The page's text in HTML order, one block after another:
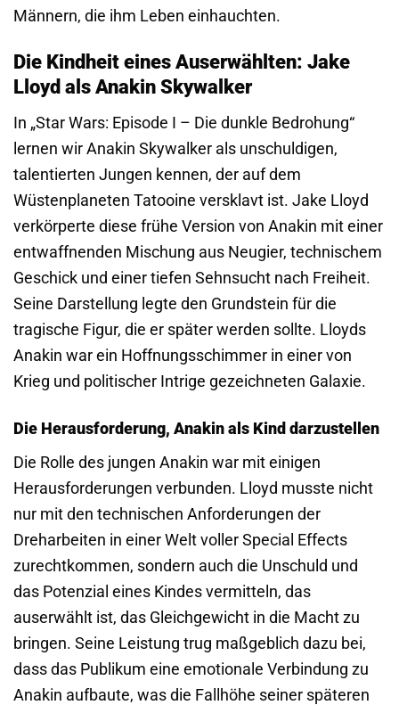
Männern, die ihm Leben einhauchten.
Die Kindheit eines Auserwählten: Jake
Lloyd als Anakin Skywalker
In „Star Wars: Episode I – Die dunkle Bedrohung“
lernen wir Anakin Skywalker als unschuldigen,
talentierten Jungen kennen, der auf dem
Wüstenplaneten Tatooine versklavt ist. Jake Lloyd
verkörperte diese frühe Version von Anakin mit einer
entwaffnenden Mischung aus Neugier, technischem
Geschick und einer tiefen Sehnsucht nach Freiheit.
Seine Darstellung legte den Grundstein für die
tragische Figur, die er später werden sollte. Lloyds
Anakin war ein Hoffnungsschimmer in einer von
Krieg und politischer Intrige gezeichneten Galaxie.
Die Herausforderung, Anakin als Kind darzustellen
Die Rolle des jungen Anakin war mit einigen
Herausforderungen verbunden. Lloyd musste nicht
nur mit den technischen Anforderungen der
Dreharbeiten in einer Welt voller Special Effects
zurechtkommen, sondern auch die Unschuld und
das Potenzial eines Kindes vermitteln, das
auserwählt ist, das Gleichgewicht in die Macht zu
bringen. Seine Leistung trug maßgeblich dazu bei,
dass das Publikum eine emotionale Verbindung zu
Anakin aufbaute, was die Fallhöhe seiner späteren